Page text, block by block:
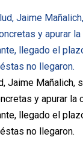
Jaime Mañalich,
y apurar la
llegado el
éstas no llegaron.